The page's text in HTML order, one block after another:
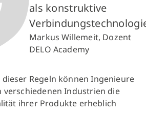
als konstruktive
Markus Willemeit, Dozent
DELO Academy
Regeln können Ingenieure
Industrien die
ihrer Produkte erheblich